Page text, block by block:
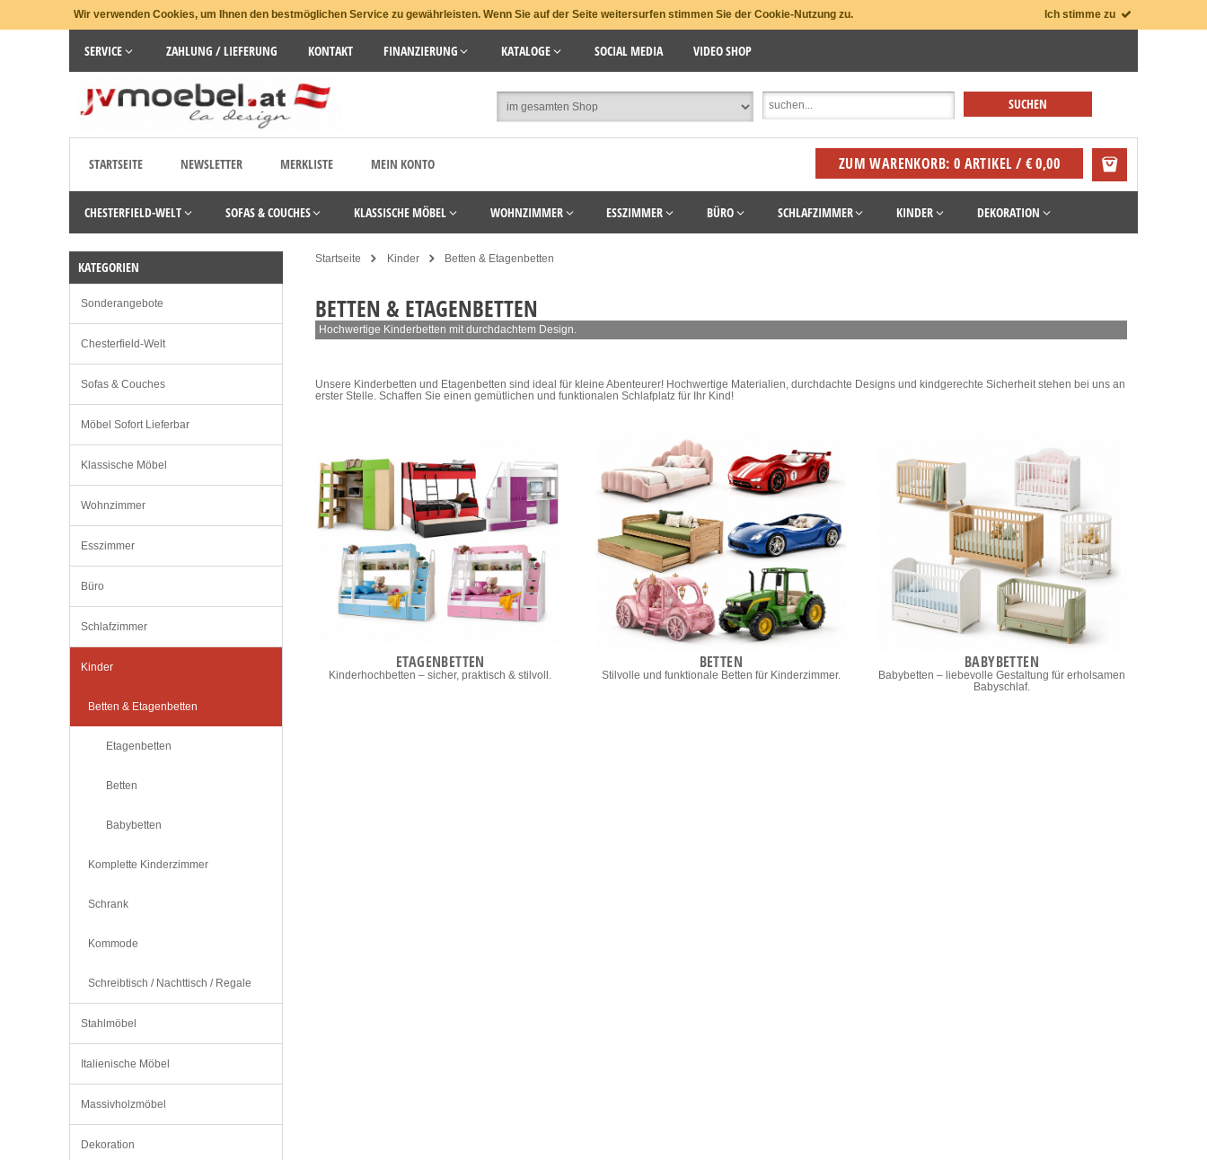
Wir verwenden Cookies, um Ihnen den bestmöglichen Service zu gewährleisten. Wenn Sie auf der Seite weitersurfen stimmen Sie der Cookie-Nutzung zu. Ich stimme zu
SERVICE ZAHLUNG / LIEFERUNG KONTAKT FINANZIERUNG KATALOGE SOCIAL MEDIA VIDEO SHOP
STARTSEITE NEWSLETTER MERKLISTE MEIN KONTO ZUM WARENKORB: 0 ARTIKEL / € 0,00
CHESTERFIELD-WELT SOFAS & COUCHES KLASSISCHE MÖBEL WOHNZIMMER ESSZIMMER BÜRO SCHLAFZIMMER KINDER DEKORATION
Startseite Kinder Betten & Etagenbetten
BETTEN & ETAGENBETTEN
Hochwertige Kinderbetten mit durchdachtem Design.
Unsere Kinderbetten und Etagenbetten sind ideal für kleine Abenteurer! Hochwertige Materialien, durchdachte Designs und kindgerechte Sicherheit stehen bei uns an
erster Stelle. Schaffen Sie einen gemütlichen und funktionalen Schlafplatz für Ihr Kind!
ETAGENBETTEN
Kinderhochbetten – sicher, praktisch & stilvoll.
BETTEN
Stilvolle und funktionale Betten für Kinderzimmer.
BABYBETTEN
Babybetten – liebevolle Gestaltung für erholsamen
Babyschlaf.
KATEGORIEN
Sonderangebote
Chesterfield-Welt
Sofas & Couches
Möbel Sofort Lieferbar
Klassische Möbel
Wohnzimmer
Esszimmer
Büro
Schlafzimmer
Kinder
Betten & Etagenbetten
Etagenbetten
Betten
Babybetten
Komplette Kinderzimmer
Schrank
Kommode
Schreibtisch / Nachttisch / Regale
Stahlmöbel
Italienische Möbel
Massivholzmöbel
Dekoration